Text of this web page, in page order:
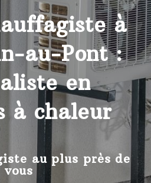
à
au-Pont :
en
à chaleur
au plus près de
vous